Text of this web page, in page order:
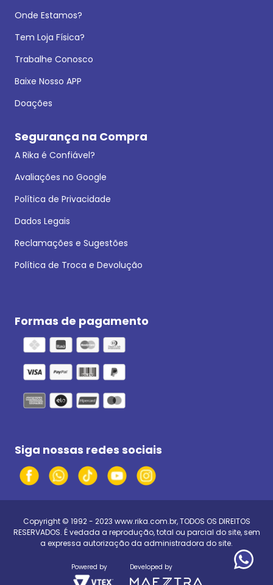
Onde Estamos?
Tem Loja Física?
Trabalhe Conosco
Baixe Nosso APP
Doações
Segurança na Compra
A Rika é Confiável?
Avaliações no Google
Política de Privacidade
Dados Legais
Reclamações e Sugestões
Política de Troca e Devolução
Formas de pagamento
Siga nossas redes sociais
Copyright © 1992 - 2023 www.rika.com.br, TODOS OS DIREITOS
RESERVADOS. É vedada a reprodução, total ou parcial do site, sem
a expressa autorização da administradora do site.
Powered by Developed by